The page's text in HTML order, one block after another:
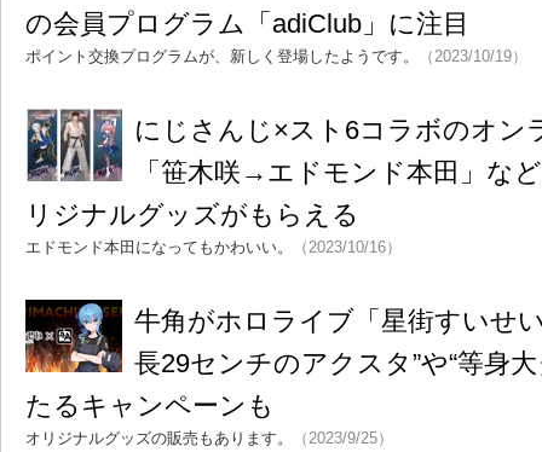
の会員プログラム「adiClub」に注目
ポイント交換プログラムが、新しく登場したようです。 （2023/10/19）
にじさんじ×スト6コラボのオ
「笹木咲→エドモンド本田」な
リジナルグッズがもらえる
エドモンド本田になってもかわいい。 （2023/10/16）
牛角がホロライブ「星街すいせ
長29センチのアクスタ”や“等身
たるキャンペーンも
オリジナルグッズの販売もあります。 （2023/9/25）